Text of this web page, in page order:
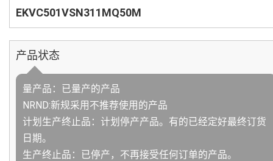
EKVC501VSN311MQ50M
产品状态
量产品：已量产的产品
NRND:新规采用不推荐使用的产品
计划生产终止品：计划停产产品。有的已经定好最终订货
日期。
生产终止品：已停产，不再接受任何订单的产品。